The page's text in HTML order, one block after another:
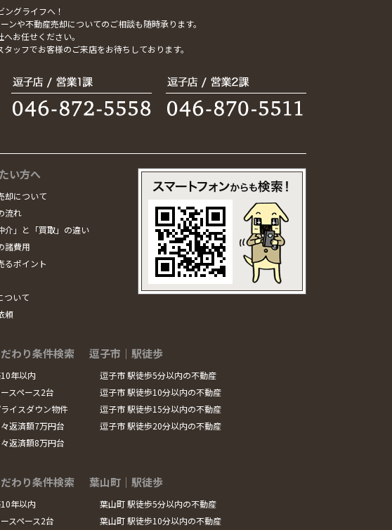
グライフへ！
や不動産売却についてのご相談も随時承ります。
お任せください。
ッフでお客様のご来店をお待ちしております。
い方へ
却について
流れ
介」と「買取」の違い
諸費用
るポイント
ついて
頼
わり条件検索
年以内
スペース2台
イスダウン物件
返済額7万円台
返済額8万円台
逗子市｜駅徒歩
逗子市 駅徒歩5分以内の不動産
逗子市 駅徒歩10分以内の不動産
逗子市 駅徒歩15分以内の不動産
逗子市 駅徒歩20分以内の不動産
わり条件検索
年以内
スペース2台
葉山町｜駅徒歩
葉山町 駅徒歩5分以内の不動産
葉山町 駅徒歩10分以内の不動産